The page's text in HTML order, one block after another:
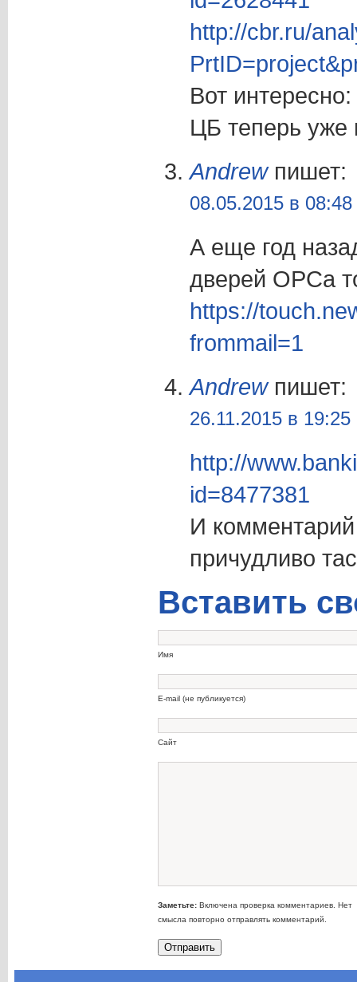
http://cbr.ru/
Вот
ЦБ теперь уже
Andrewпишет:
08.05.2015 в 08:48
А еще год
дверей ОРСа
https://
frommail=1
Andrewпишет:
26.11.2015 в 19:25
http://
id=8477381
И
причудливо
Вставить
Имя
E-mail (не публикуется)
Сайт
Заметьте:Включена проверка комментариев. Нет
смысла повторно отправлять комментарий.